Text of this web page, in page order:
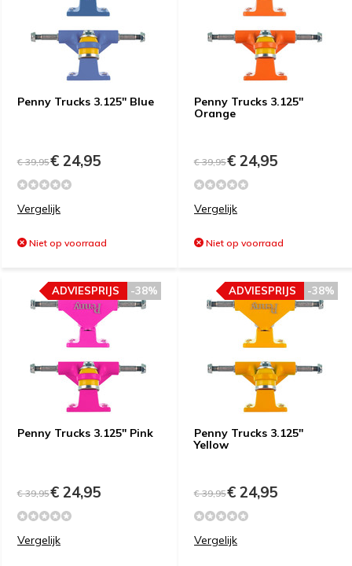
Penny Trucks 3.125'' Blue
€ 39,95€ 24,95
Vergelijk
Niet op voorraad
Penny Trucks 3.125''
Orange
€ 39,95€ 24,95
Vergelijk
Niet op voorraad
Penny Trucks 3.125'' Pink
-38%
ADVIESPRIJS
€ 39,95€ 24,95
Vergelijk
Penny Trucks 3.125''
Yellow
-38%
ADVIESPRIJS
€ 39,95€ 24,95
Vergelijk